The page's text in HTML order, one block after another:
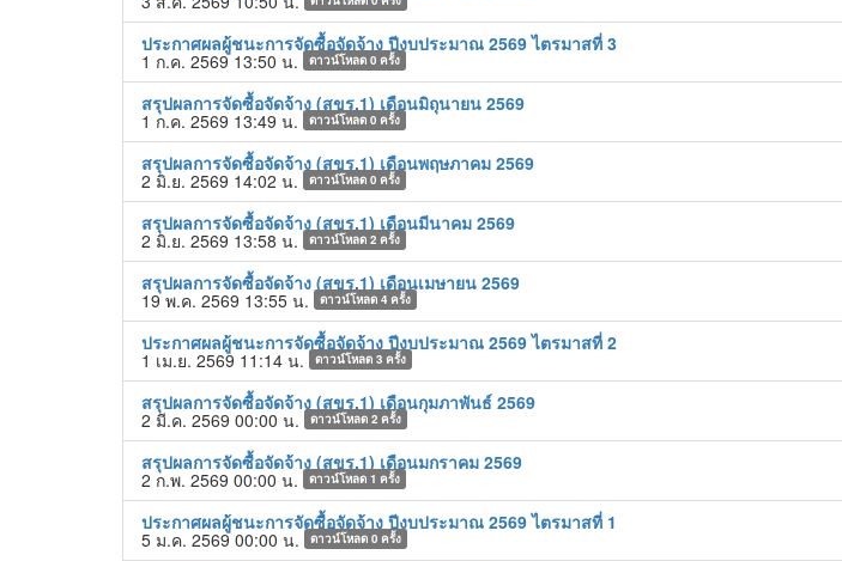
ประกาศผลผู้ชนะการจัดซื้อจัดจ้าง ปีงบประมาณ 2569 ไตรมาสที่ 3
1 ก.ค. 2569 13:50 น. ดาวน์โหลด 0ครั้ง
สรุปผลการจัดซื้อจัดจ้าง (สขร.1) เดือนมิถุนายน 2569
1 ก.ค. 2569 13:49 น. ดาวน์โหลด 0ครั้ง
สรุปผลการจัดซื้อจัดจ้าง (สขร.1) เดือนพฤษภาคม 2569
2 มิ.ย. 2569 14:02 น. ดาวน์โหลด 0ครั้ง
สรุปผลการจัดซื้อจัดจ้าง (สขร.1) เดือนมีนาคม 2569
2 มิ.ย. 2569 13:58 น. ดาวน์โหลด 2ครั้ง
สรุปผลการจัดซื้อจัดจ้าง (สขร.1) เดือนเมษายน 2569
19 พ.ค. 2569 13:55 น. ดาวน์โหลด 4ครั้ง
ประกาศผลผู้ชนะการจัดซื้อจัดจ้าง ปีงบประมาณ 2569 ไตรมาสที่ 2
1 เม.ย. 2569 11:14 น. ดาวน์โหลด 3ครั้ง
สรุปผลการจัดซื้อจัดจ้าง (สขร.1) เดือนกุมภาพันธ์ 2569
2 มี.ค. 2569 00:00 น. ดาวน์โหลด 2ครั้ง
สรุปผลการจัดซื้อจัดจ้าง (สขร.1) เดือนมกราคม 2569
2 ก.พ. 2569 00:00 น. ดาวน์โหลด 1 ครั้ง
ประกาศผลผู้ชนะการจัดซื้อจัดจ้าง ปีงบประมาณ 2569 ไตรมาสที่ 1
5 ม.ค. 2569 00:00 น. ดาวน์โหลด 0ครั้ง